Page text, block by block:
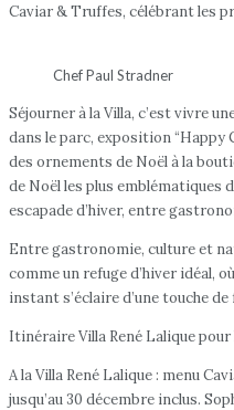
Caviar & Truffes, célébrant les
Chef Paul Stradner
Séjourner à la Villa, c’est vivre
dans le parc, exposition “Happy
des ornements de Noël à la
de Noël les plus emblématiques
escapade d’hiver, entre
Entre gastronomie, culture et
comme un refuge d’hiver idéal,
instant s’éclaire d’une touche de
Itinéraire Villa René Lalique pour
A la Villa René Lalique : menu
jusqu’au 30 décembre inclus.